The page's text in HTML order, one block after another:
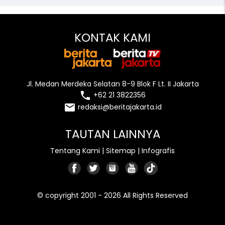
KONTAK KAMI
Jl. Medan Merdeka Selatan 8-9 Blok F Lt. II Jakarta
local_phone +62 21 3822356
email redaksi@beritajakarta.id
TAUTAN LAINNYA
Tentang Kami | Sitemap | Infografis
© copyright 2001 - 2026 All Rights Reserved